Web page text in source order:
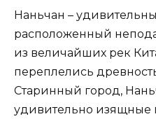
Наньчан –
расположенный
из величайших рек
переплелись
Старинный город,
удивительно